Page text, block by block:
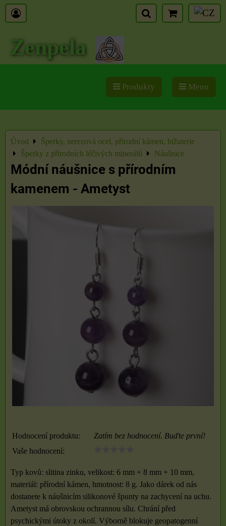
Zenpela
Produkty Menu
Úvod
Šperky, nerezová ocel, přírodní kámen, bižuterie
Šperky z přírodních léčivých minerálů
Náušnice
Módní náušnice s přírodním
kamenem - Ametyst
Hodnocení produktu:
Zatím bez hodnocení. Buďte první!
Vaše hodnocení:
Typ kovů: slitina zinku, velikost: 6 mm + 8 mm + 10 mm,
materiál: přírodní kámen, hmotnost: 8 g. Jako dárek od nás
dostanete k náušnicím silikonové špunty na zachycení na uchu.
Ametyst má obrovskou ochrannou sílu. Chrání před
psychickými útoky z okolí. Výborně blokuje geopatogenní